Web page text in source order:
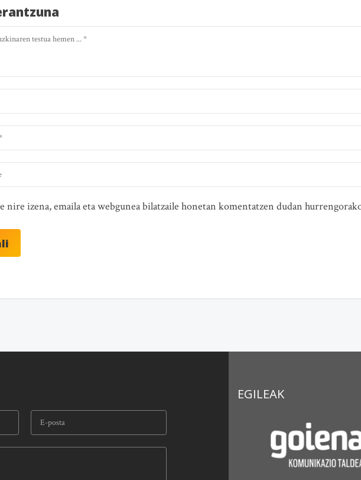
nire izena, emaila eta webgunea bilatzaile honetan komentatzen dudan
EGILEAK